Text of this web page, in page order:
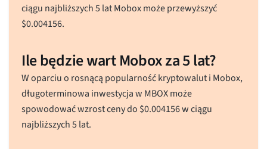
ciągu najbliższych 5 lat Mobox może przewyższyć
$0.004156.
Ile będzie wart Mobox za 5 lat?
W oparciu o rosnącą popularność kryptowalut i Mobox,
długoterminowa inwestycja w MBOX może
spowodować wzrost ceny do $0.004156w ciągu
najbliższych 5 lat.